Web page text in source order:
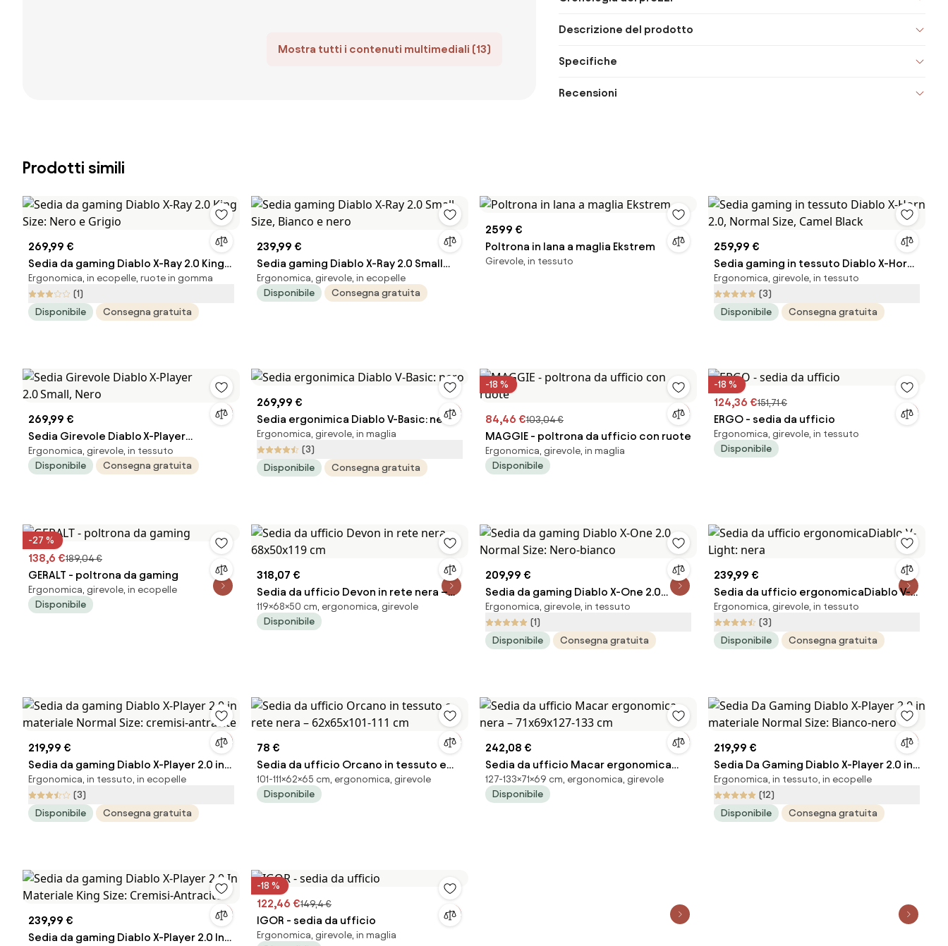
Mostra tutti i contenuti multimediali (13)
Descrizione del prodotto
Specifiche
Recensioni
Prodotti simili
269,99 €
Sedia da gaming Diablo X-Ray 2.0 King
Size: Nero e Grigio
Ergonomica, in ecopelle, ruote in gomma
(1)
Disponibile
Consegna gratuita
239,99 €
Sedia gaming Diablo X-Ray 2.0 Small
Size, Bianco e nero
Ergonomica, girevole, in ecopelle
Disponibile
Consegna gratuita
2599 €
Poltrona in lana a maglia Ekstrem
Girevole, in tessuto
259,99 €
Sedia gaming in tessuto Diablo X-Horn
2.0, Normal Size, Camel Black
Ergonomica, girevole, in tessuto
(3)
Disponibile
Consegna gratuita
269,99 €
Sedia Girevole Diablo X-Player
2.0 Small, Nero
Ergonomica, girevole, in tessuto
Disponibile
Consegna gratuita
269,99 €
Sedia ergonimica Diablo V-Basic: nero
Ergonomica, girevole, in maglia
(3)
Disponibile
Consegna gratuita
-18 %
84,46 €103,04 €
MAGGIE - poltrona da ufficio con ruote
Ergonomica, girevole, in maglia
Disponibile
-18 %
124,36 €151,71 €
ERGO - sedia da ufficio
Ergonomica, girevole, in tessuto
Disponibile
-27 %
138,6 €189,04 €
GERALT - poltrona da gaming
Ergonomica, girevole, in ecopelle
Disponibile
318,07 €
Sedia da ufficio Devon in rete nera –
68x50x119 cm
119×68×50 cm, ergonomica, girevole
Disponibile
209,99 €
Sedia da gaming Diablo X-One 2.0
Normal Size: Nero-bianco
Ergonomica, girevole, in tessuto
(1)
Disponibile
Consegna gratuita
239,99 €
Sedia da ufficio ergonomicaDiablo V-
Light: nera
Ergonomica, girevole, in tessuto
(3)
Disponibile
Consegna gratuita
219,99 €
Sedia da gaming Diablo X-Player 2.0 in
materiale Normal Size: cremisi-
antracite
Ergonomica, in tessuto, in ecopelle
(3)
Disponibile
Consegna gratuita
78 €
Sedia da ufficio Orcano in tessuto e
rete nera – 62x65x101-111 cm
101-111×62×65 cm, ergonomica, girevole
Disponibile
242,08 €
Sedia da ufficio Macar ergonomica
nera – 71x69x127-133 cm
127-133×71×69 cm, ergonomica, girevole
Disponibile
219,99 €
Sedia Da Gaming Diablo X-Player 2.0 in
materiale Normal Size: Bianco-nero
Ergonomica, in tessuto, in ecopelle
(12)
Disponibile
Consegna gratuita
239,99 €
Sedia da gaming Diablo X-Player 2.0 In
-18 %
122,46 €149,4 €
IGOR - sedia da ufficio
Ergonomica, girevole, in maglia